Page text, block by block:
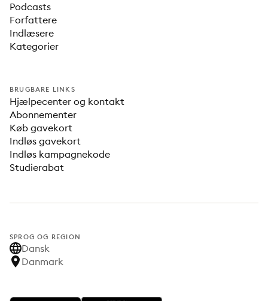
Podcasts
Forfattere
Indlæsere
Kategorier
BRUGBARE LINKS
Hjælpecenter og kontakt
Abonnementer
Køb gavekort
Indløs gavekort
Indløs kampagnekode
Studierabat
SPROG OG REGION
Dansk
Danmark